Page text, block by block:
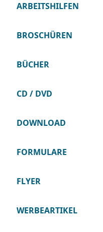
ARBEITSHILFEN
BROSCHÜREN
BÜCHER
CD / DVD
DOWNLOAD
FORMULARE
FLYER
WERBEARTIKEL